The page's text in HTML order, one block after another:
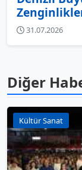
31.07.2026
Diğer
Kültür Sanat